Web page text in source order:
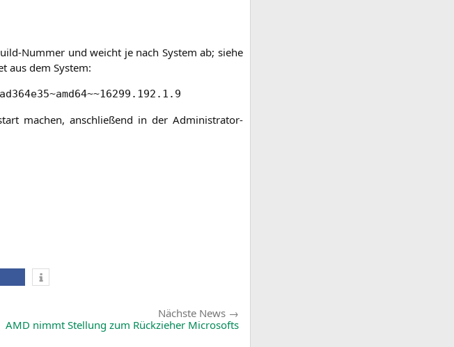
Num­mer und weicht je nach Sys­tem ab; sie­he
aus dem System:
machen, anschlie­ßend in der Administrator-
Nächste News
News:
AMD nimmt Stellung zum Rückzieher Microsofts